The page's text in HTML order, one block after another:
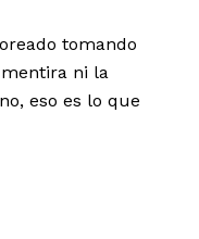
tomando
ni la
eso es lo que